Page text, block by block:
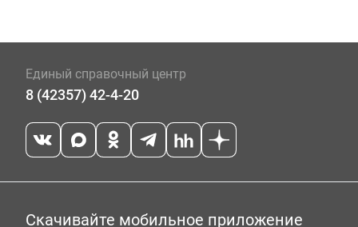
Единый справочный центр
8 (42357) 42-4-20
Скачивайте мобильное приложение